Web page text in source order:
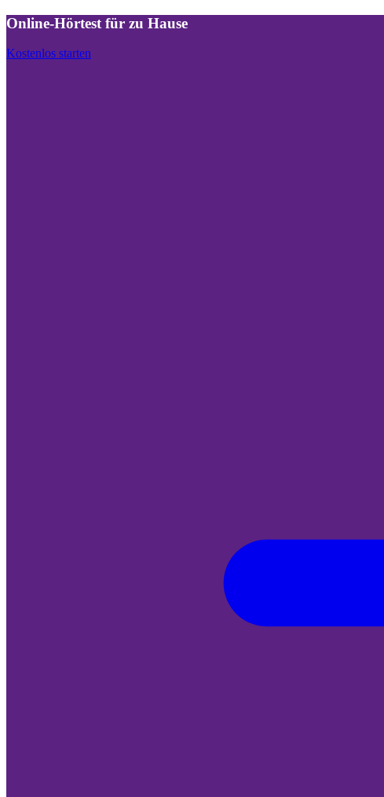
Online-Hörtest für zu Hause
Kostenlos starten